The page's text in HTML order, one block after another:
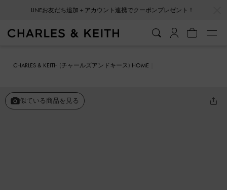
LINEお友だち追加＋アカウント連携でクーポンプレゼント！
会員登録＋ニュースレター登録で10%OFFクーポンプレゼント！
CHARLES & KEITH (チャールズアンドキース) HOME
似ている商品を見る